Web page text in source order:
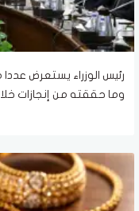
رئيس الوزراء يستعرض عددا
وما حققته من إنجازات